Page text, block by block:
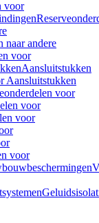
voor
naar andere
voor
Aansluitstukken
Aansluitstukken
voor
voor
voor
voor